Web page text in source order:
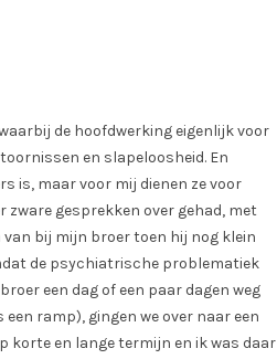
de hoofdwerking eigenlijk voor
en slapeloosheid. En
is, maar voor mij dienen ze voor
zware gesprekken over gehad, met
van bij mijn broer toen hij nog klein
de psychiatrische problematiek
een dag of een paar dagen weg
ramp), gingen we over naar een
korte en lange termijn en ik was daar